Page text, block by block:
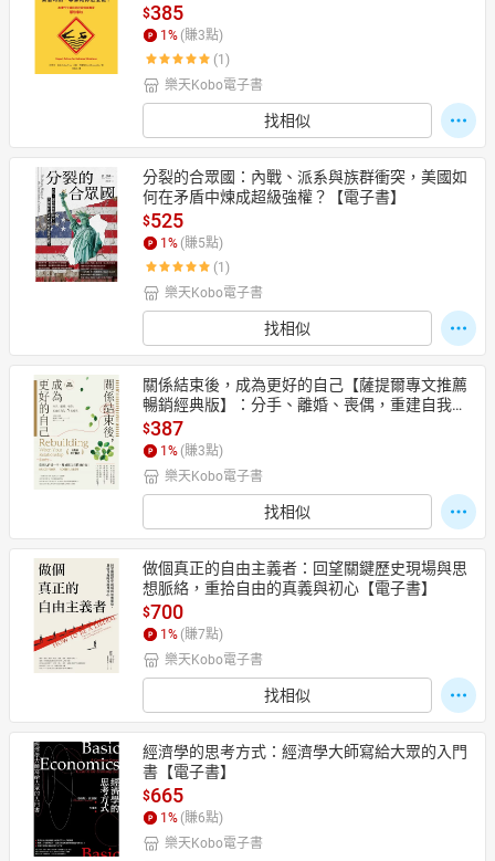
女裝 男裝
HOT
$385
1 % (賺3點)
(1)
樂天Kobo電子書
找相似
分裂的合眾國：內戰、派系與族群衝突，美國如
何在矛盾中煉成超級強權？【電子書】
$525
1 % (賺5點)
(1)
樂天Kobo電子書
找相似
關係結束後，成為更好的自己【薩提爾專文推薦
暢銷經典版】：分手、離婚、喪偶，重建自我的1
9段旅程【電子書】
$387
1 % (賺3點)
樂天Kobo電子書
找相似
做個真正的自由主義者：回望關鍵歷史現場與思
想脈絡，重拾自由的真義與初心【電子書】
$700
1 % (賺7點)
樂天Kobo電子書
找相似
經濟學的思考方式：經濟學大師寫給大眾的入門
書【電子書】
$665
1 % (賺6點)
樂天Kobo電子書